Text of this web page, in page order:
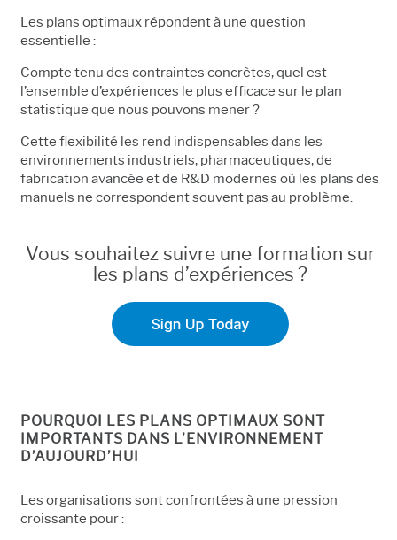
Les plans optimaux répondent à une question
essentielle :
Compte tenu des contraintes concrètes, quel est
l’ensemble d’expériences le plus efficace sur le plan
statistique que nous pouvons mener ?
Cette flexibilité les rend indispensables dans les
environnements industriels, pharmaceutiques, de
fabrication avancée et de R&D modernes où les plans des
manuels ne correspondent souvent pas au problème.
Vous souhaitez suivre une formation sur
les plans d’expériences ?
POURQUOI LES PLANS OPTIMAUX SONT
IMPORTANTS DANS L’ENVIRONNEMENT
D’AUJOURD’HUI
Les organisations sont confrontées à une pression
croissante pour :